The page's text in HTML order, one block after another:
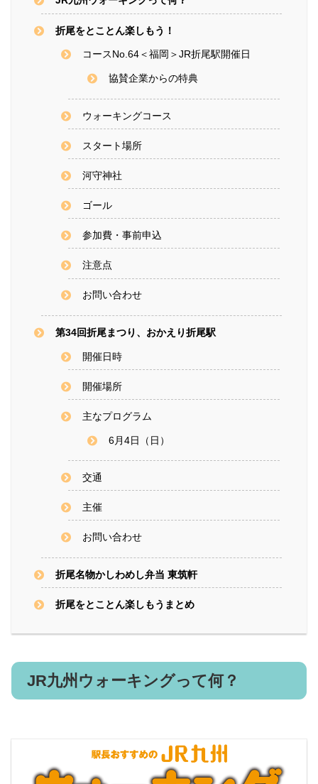
折尾をとことん楽しもう！
コースNo.64＜福岡＞JR折尾駅開催日
協賛企業からの特典
ウォーキングコース
スタート場所
河守神社
ゴール
参加費・事前申込
注意点
お問い合わせ
第34回折尾まつり、おかえり折尾駅
開催日時
開催場所
主なプログラム
6月4日（日）
交通
主催
お問い合わせ
折尾名物かしわめし弁当 東筑軒
折尾をとことん楽しもうまとめ
JR九州ウォーキングって何？